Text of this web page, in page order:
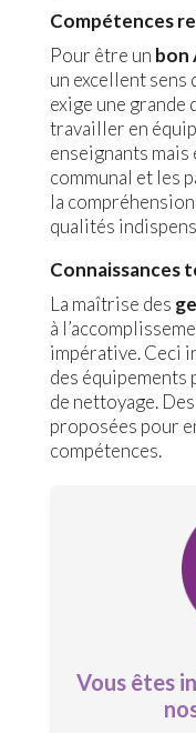
Compétences
Pour être un bon
un excellent
exige une
travailler en
enseignants
communal et les
la
qualités
Connaissances
La maîtrise des
à
impérative. Ceci
des équipements
de nettoyage.
proposées pour
compétences.
Vous êtes